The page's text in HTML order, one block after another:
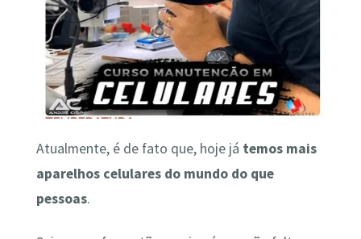
Atualmente, é de fato que, hoje já temos mais
aparelhos celulares do mundo do que
pessoas.